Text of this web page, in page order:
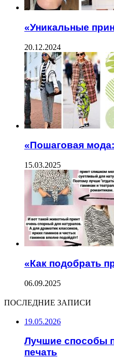
«Уникальные
20.12.2024
«Пошаговая
15.03.2025
«Как подобрать
06.09.2025
ПОСЛЕДНИЕ ЗАПИСИ
19.05.2026
Лучшие способы
печать